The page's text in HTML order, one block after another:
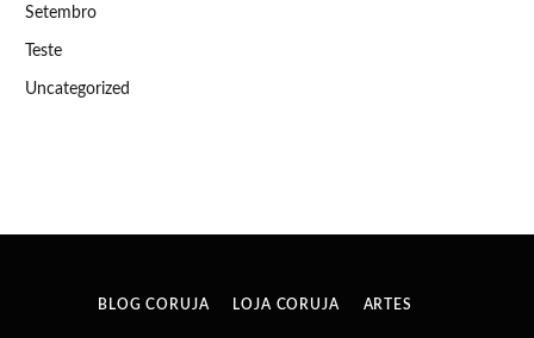
Setembro
Teste
Uncategorized
BLOG CORUJA LOJA CORUJA ARTES